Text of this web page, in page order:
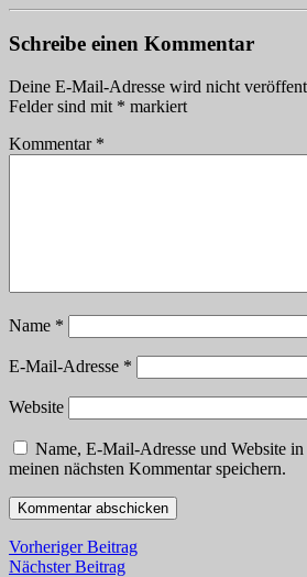
Schreibe einen Kommentar
Deine E-Mail-Adresse wird nicht
Felder sind mit * markiert
Kommentar *
Name *
E-Mail-Adresse *
Website
Name, E-Mail-Adresse und Website
meinen nächsten Kommentar speichern.
Vorheriger Beitrag
Nächster Beitrag